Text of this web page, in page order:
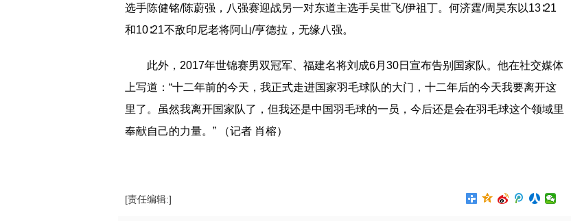
选手陈健铭/陈蔚强，八强赛迎战另一对东道主选手吴世飞/伊祖丁。何济霆/周昊东以13∶21
和10∶21不敌印尼老将阿山/亨德拉，无缘八强。
此外，2017年世锦赛男双冠军、福建名将刘成6月30日宣布告别国家队。他在社交媒体
上写道：“十二年前的今天，我正式走进国家羽毛球队的大门，十二年后的今天我要离开这
里了。虽然我离开国家队了，但我还是中国羽毛球的一员，今后还是会在羽毛球这个领域里
奉献自己的力量。” （记者 肖榕）
[责任编辑:]